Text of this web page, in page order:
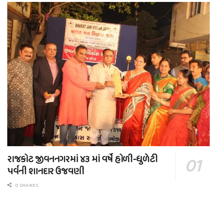
રાજકોટ જીવનનગરમાં ૪૩ માં વર્ષે હોળી-ધુળેટી
પર્વની શાનદાર ઉજવણી
0 SHARES